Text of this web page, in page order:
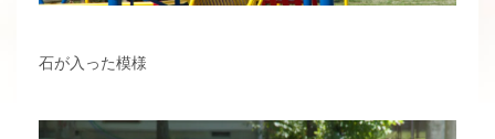
石が入った模様